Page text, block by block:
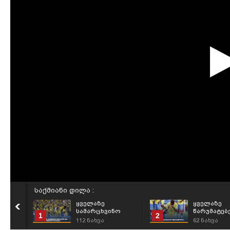
საქმიანი დილა :
1
ყველაზე
სამარცხვინო
წაგებები მსოფლიო
112 ნახვა
2
ყველაზე
62 ნახვა